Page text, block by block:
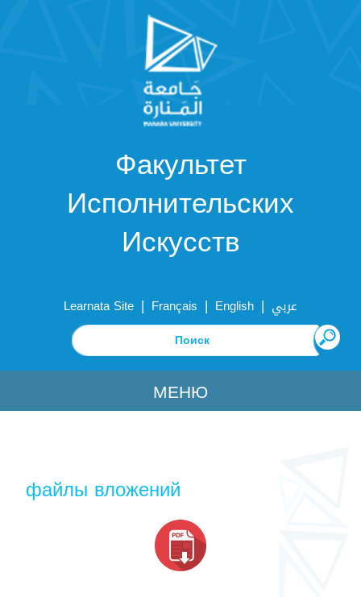
Факультет
Исполнительских
Искусств
Learnata Site | Français | English | عربي
МЕНЮ
файлы вложений